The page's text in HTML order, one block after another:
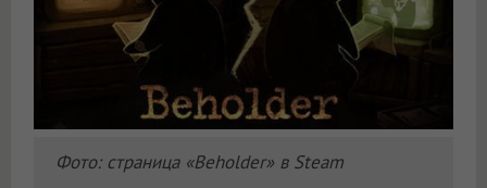
Фото: страница «Beholder» в Steam